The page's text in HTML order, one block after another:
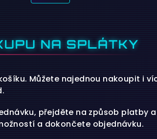
NA SPLÁTKY
Můžete najednou nakoupit i
přejděte na způsob platby
a dokončete objednávku.